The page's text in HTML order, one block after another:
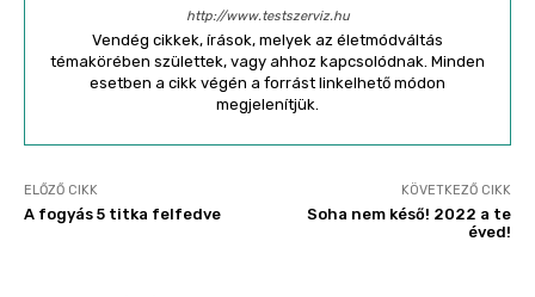
http://www.testszerviz.hu
Vendég cikkek, írások, melyek az életmódváltás
témakörében születtek, vagy ahhoz kapcsolódnak. Minden
esetben a cikk végén a forrást linkelhető módon
megjelenítjük.
ELŐZŐ CIKK
A fogyás 5 titka felfedve
KÖVETKEZŐ CIKK
Soha nem késő! 2022 a te
éved!